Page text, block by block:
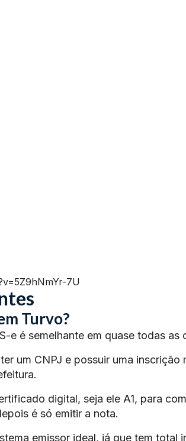
7U
Turvo?
e é semelhante em quase todas as
um CNPJ e possuir uma inscrição
digital, seja ele A1, para
é só emitir a nota.
emissor ideal, já que tem total